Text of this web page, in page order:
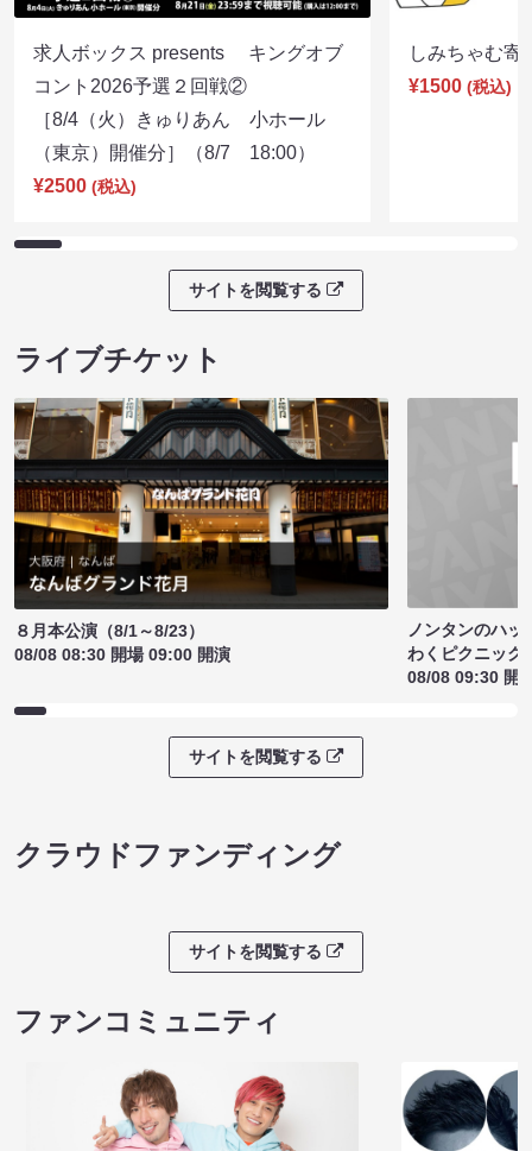
求人ボックス presents キングオブ
コント2026予選２回戦②
［8/4（火）きゅりあん 小ホール
（東京）開催分］（8/7 18:00）
¥2500 (税込)
しみちゃむ
¥1500 (税込)
サイトを閲覧する
ライブチケット
８月本公演（8/1～8/23）
08/08 08:30 開場 09:00 開演
ノンタンのハッ
わくピクニック
08/08 09:30 開
サイトを閲覧する
クラウドファンディング
サイトを閲覧する
ファンコミュニティ